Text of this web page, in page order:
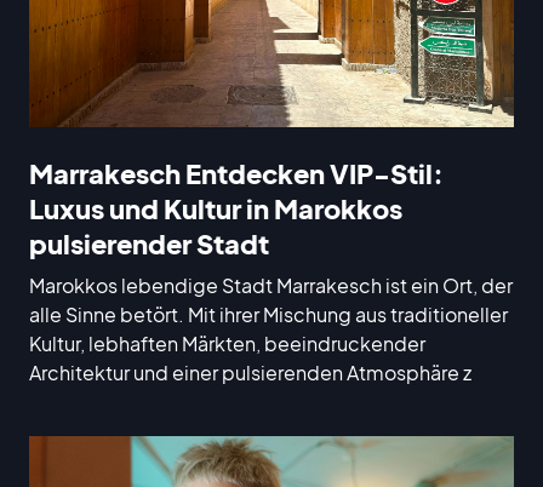
Marrakesch Entdecken VIP-Stil:
Luxus und Kultur in Marokkos
pulsierender Stadt
Marokkos lebendige Stadt Marrakesch ist ein Ort, der
alle Sinne betört. Mit ihrer Mischung aus traditioneller
Kultur, lebhaften Märkten, beeindruckender
Architektur und einer pulsierenden Atmosphäre z